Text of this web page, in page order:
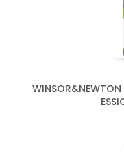
WINSOR&NEWTON